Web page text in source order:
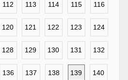
112 113 114 115 116
120 121 122 123 124
128 129 130 131 132
136 137 138 139 140